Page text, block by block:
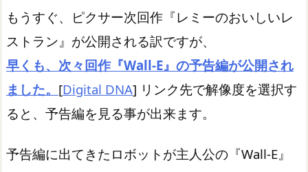
もうすぐ、ピクサー次回作『レミーのおいしいレ
ストラン』が公開される訳ですが、
早くも、次々回作『Wall-E』の予告編が公開され
ました。 [Digital DNA] リンク先で解像度を選択す
ると、予告編を見る事が出来ます。
予告編に出てきたロボットが主人公の『Wall-E』